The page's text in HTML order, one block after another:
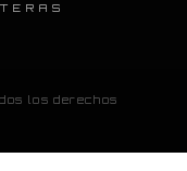
los derechos